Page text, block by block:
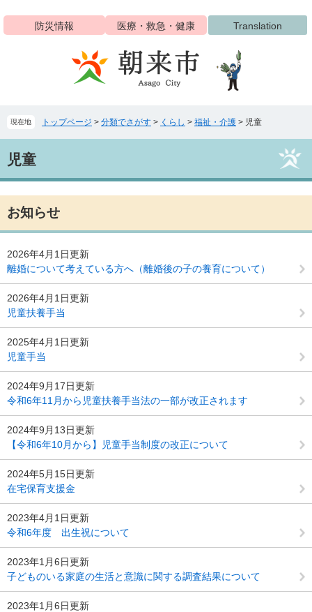
ジ
ュ
本
へ
防災情報 医療・救急・健康 Translation
現在地 トップページ > 分類でさがす > くらし > 福祉・介護 > 児童
児童
お知らせ
2026年4月1日更新
離婚について考えている方へ（離婚後の子の養育について）
2026年4月1日更新
児童扶養手当
2025年4月1日更新
児童手当
2024年9月17日更新
令和6年11月から児童扶養手当法の一部が改正されます
2024年9月13日更新
【令和6年10月から】児童手当制度の改正について
2024年5月15日更新
在宅保育支援金
2023年4月1日更新
令和6年度 出生祝について
2023年1月6日更新
子どものいる家庭の生活と意識に関する調査結果について
2023年1月6日更新